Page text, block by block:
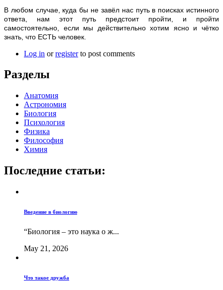
В любом случае, куда бы не завёл нас путь в поисках истинного
ответа, нам этот путь предстоит пройти, и пройти
самостоятельно, если мы действительно хотим ясно и чётко
знать, что ЕСТЬ человек.
Log in orregisterto post comments
Разделы
Анатомия
Астрономия
Биология
Психология
Физика
Философия
Химия
Последние статьи:
Введение в биологию
“Биология – это наука о ж...
May 21, 2026
Что такое дружба